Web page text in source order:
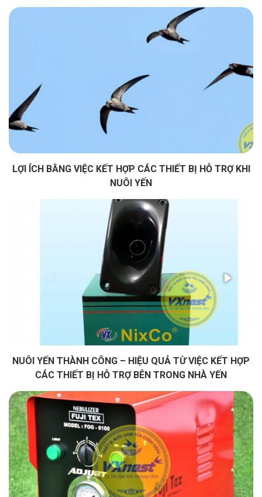
LỢI ÍCH BẰNG VIỆC KẾT HỢP CÁC THIẾT BỊ HỖ TRỢ KHI
NUÔI YẾN
NUÔI YẾN THÀNH CÔNG – HIỆU QUẢ TỪ VIỆC KẾT HỢP
CÁC THIẾT BỊ HỖ TRỢ BÊN TRONG NHÀ YẾN